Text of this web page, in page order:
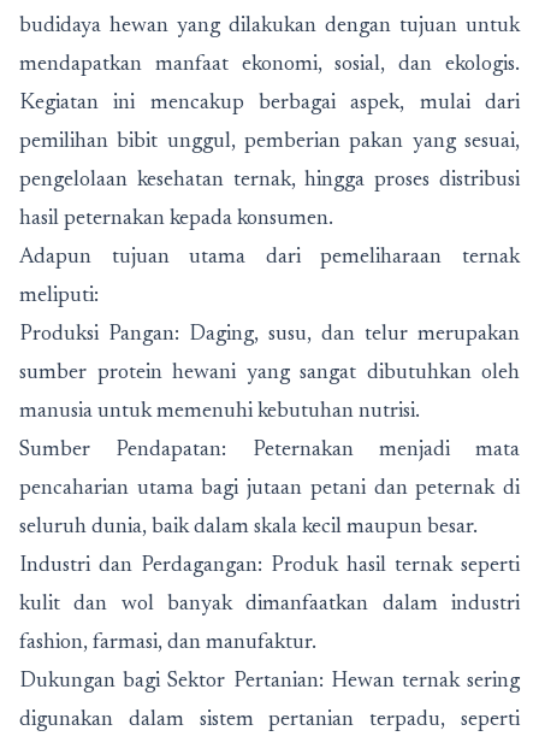
budidaya hewan yang dilakukan dengan tujuan untuk
mendapatkan manfaat ekonomi, sosial, dan ekologis.
Kegiatan ini mencakup berbagai aspek, mulai dari
pemilihan bibit unggul, pemberian pakan yang sesuai,
pengelolaan kesehatan ternak, hingga proses distribusi
hasil peternakan kepada konsumen.
Adapun tujuan utama dari pemeliharaan ternak
meliputi:
Produksi Pangan: Daging, susu, dan telur merupakan
sumber protein hewani yang sangat dibutuhkan oleh
manusia untuk memenuhi kebutuhan nutrisi.
Sumber Pendapatan: Peternakan menjadi mata
pencaharian utama bagi jutaan petani dan peternak di
seluruh dunia, baik dalam skala kecil maupun besar.
Industri dan Perdagangan: Produk hasil ternak seperti
kulit dan wol banyak dimanfaatkan dalam industri
fashion, farmasi, dan manufaktur.
Dukungan bagi Sektor Pertanian: Hewan ternak sering
digunakan dalam sistem pertanian terpadu, seperti